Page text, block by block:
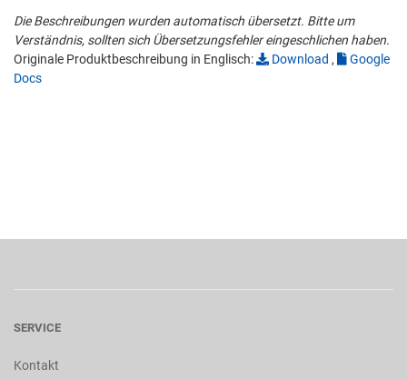
Die Beschreibungen wurden automatisch übersetzt. Bitte um
Verständnis, sollten sich Übersetzungsfehler eingeschlichen haben.
Originale Produktbeschreibung in Englisch:
Download ,
Google
Docs
SERVICE
Kontakt